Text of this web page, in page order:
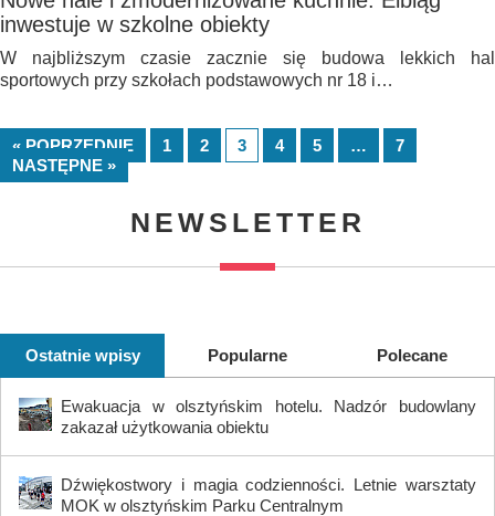
inwestuje w szkolne obiekty
W najbliższym czasie zacznie się budowa lekkich hal
sportowych przy szkołach podstawowych nr 18 i…
« POPRZEDNIE 1 2 3 4 5 …
7
NASTĘPNE »
NEWSLETTER
Ostatnie wpisy Popularne Polecane
Ewakuacja w olsztyńskim hotelu. Nadzór budowlany
zakazał użytkowania obiektu
Dźwiękostwory i magia codzienności. Letnie warsztaty
MOK w olsztyńskim Parku Centralnym